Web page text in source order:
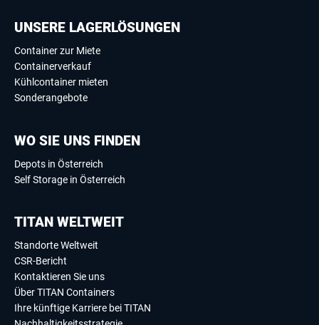
UNSERE LAGERLÖSUNGEN
Container zur Miete
Containerverkauf
Kühlcontainer mieten
Sonderangebote
WO SIE UNS FINDEN
Depots in Österreich
Self Storage in Österreich
TITAN WELTWEIT
Standorte Weltweit
CSR-Bericht
Kontaktieren Sie uns
Über TITAN Containers
Ihre künftige Karriere bei TITAN